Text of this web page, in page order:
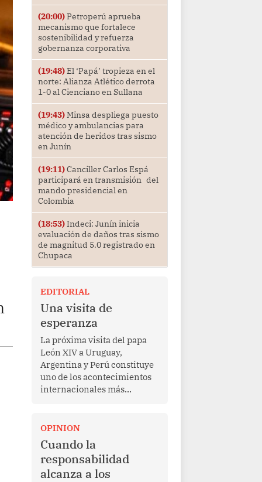
(20:00)Petroperú aprueba
mecanismo que fortalece
sostenibilidad y refuerza
gobernanza corporativa
(19:48)El ‘Papá’ tropieza en el
norte: Alianza Atlético derrota
1-0 al Cienciano en Sullana
(19:43)Minsa despliega puesto
médico y ambulancias para
atención de heridos tras sismo
en Junín
(19:11)Canciller Carlos Espá
participará en transmisión del
mando presidencial en
Colombia
(18:53)Indeci: Junín inicia
evaluación de daños tras sismo
de magnitud 5.0 registrado en
Chupaca
EDITORIAL
Una visita de
esperanza
La próxima visita del papa
León XIV a Uruguay,
Argentina y Perú constituye
uno de los acontecimientos
internacionales más
Más allá de su dimensión
religiosa, esta gira
representa una oportunidad
para reafirmar el valor del
diálogo, fortalecer los
OPINION
Cuando la
responsabilidad
alcanza a los